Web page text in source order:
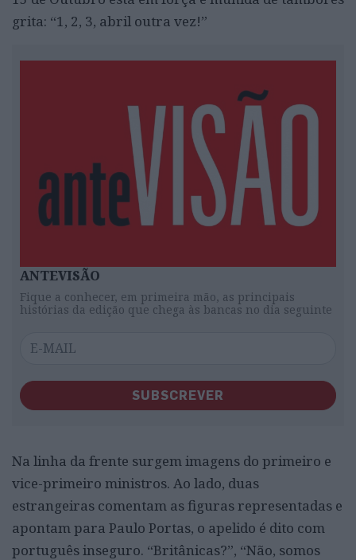
grita: “1, 2, 3, abril outra vez!”
ANTEVISÃO
Fique a conhecer, em primeira mão, as principais
histórias da edição que chega às bancas no dia seguinte
SUBSCREVER
Na linha da frente surgem imagens do primeiro e
vice-primeiro ministros. Ao lado, duas
estrangeiras comentam as figuras representadas e
apontam para Paulo Portas, o apelido é dito com
português inseguro. “Britânicas?”, “Não, somos